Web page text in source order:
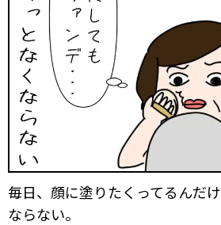
毎日、顔に塗りたくってるんだ
ならない。